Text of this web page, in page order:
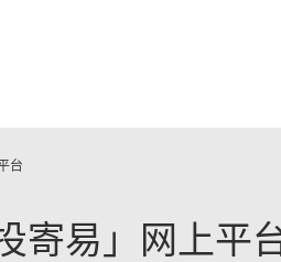
台
投寄易」网上平